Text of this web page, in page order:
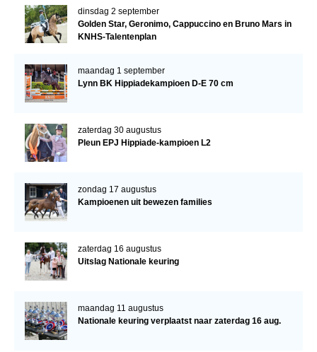
dinsdag 2 september
Golden Star, Geronimo, Cappuccino en Bruno Mars in
KNHS-Talentenplan
maandag 1 september
Lynn BK Hippiadekampioen D-E 70 cm
zaterdag 30 augustus
Pleun EPJ Hippiade-kampioen L2
zondag 17 augustus
Kampioenen uit bewezen families
zaterdag 16 augustus
Uitslag Nationale keuring
maandag 11 augustus
Nationale keuring verplaatst naar zaterdag 16 aug.